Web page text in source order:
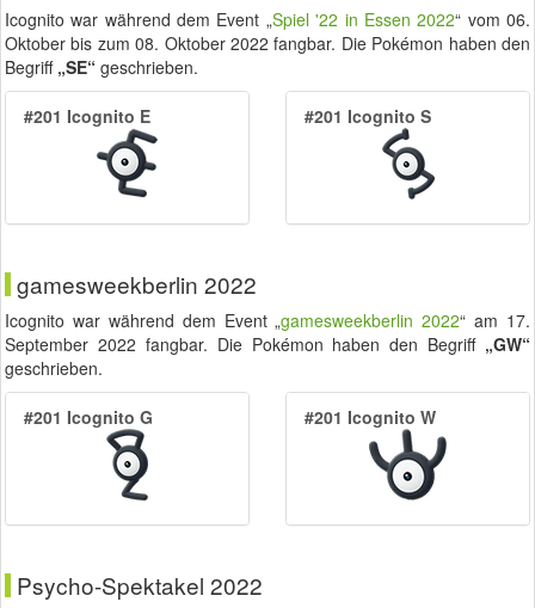
Icognito war während dem Event „Spiel '22 in Essen 2022“ vom06.
Oktober bis zum08. Oktober 2022 fangbar. Die Pokémon haben den
Begriff „SE“ geschrieben.
#201 Icognito E #201 Icognito S
gamesweekberlin 2022
Icognito war während dem Event „gamesweekberlin 2022“ am 17.
September 2022 fangbar. Die Pokémon haben den Begriff „GW“
geschrieben.
#201 Icognito G #201 Icognito W
Psycho-Spektakel 2022